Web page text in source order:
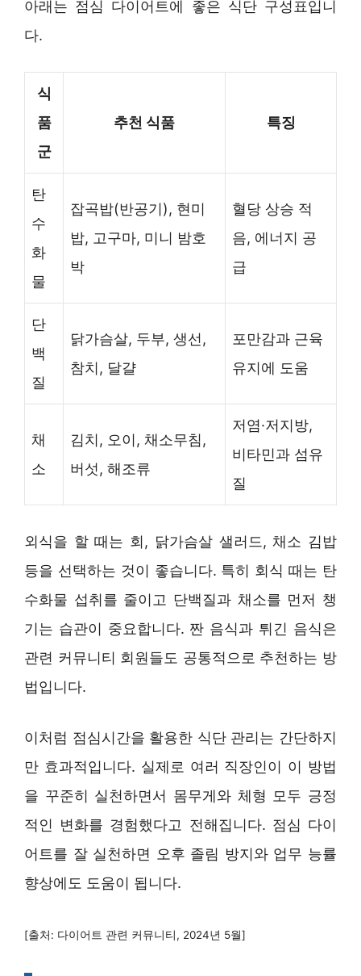
아래는 점심 다이어트에 좋은 식단 구성표입니
다.
식
품
군
추천 식품 특징
탄
수
화
물
잡곡밥(반공기), 현미
밥, 고구마, 미니 밤호
박
혈당 상승 적
음, 에너지 공
급
단
백
질
닭가슴살, 두부, 생선,
참치, 달걀
포만감과 근육
유지에 도움
채
소
김치, 오이, 채소무침,
버섯, 해조류
저염·저지방,
비타민과 섬유
질
외식을 할 때는 회, 닭가슴살 샐러드, 채소 김밥
등을 선택하는 것이 좋습니다. 특히 회식 때는 탄
수화물 섭취를 줄이고 단백질과 채소를 먼저 챙
기는 습관이 중요합니다. 짠 음식과 튀긴 음식은
관련 커뮤니티 회원들도 공통적으로 추천하는 방
법입니다.
이처럼 점심시간을 활용한 식단 관리는 간단하지
만 효과적입니다. 실제로 여러 직장인이 이 방법
을 꾸준히 실천하면서 몸무게와 체형 모두 긍정
적인 변화를 경험했다고 전해집니다. 점심 다이
어트를 잘 실천하면 오후 졸림 방지와 업무 능률
향상에도 도움이 됩니다.
[출처: 다이어트 관련 커뮤니티, 2024년 5월]